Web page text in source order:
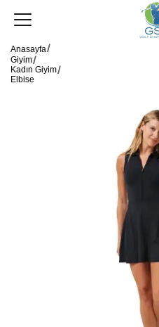
Anasayfa
Giyim
Kadın Giyim
Elbise